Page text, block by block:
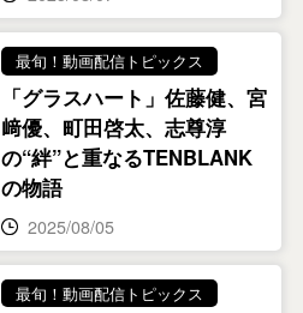
最旬！動画配信トピックス
「グラスハート」佐藤健、宮
﨑優、町田啓太、志尊淳
の“絆”と重なるTENBLANK
の物語
2025/08/05
最旬！動画配信トピックス